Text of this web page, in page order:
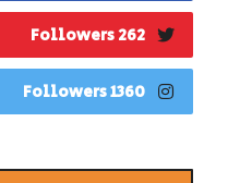
262 Followers
1360 Followers